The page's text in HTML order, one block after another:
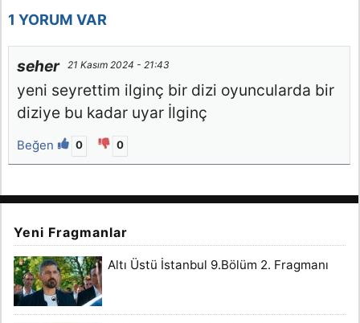
1 YORUM VAR
seher 21 Kasım 2024 - 21:43
yeni seyrettim ilginç bir dizi oyuncularda bir
diziye bu kadar uyar İlginç
Beğen 0 0
Yeni Fragmanlar
Altı Üstü İstanbul 9.Bölüm 2. Fragmanı